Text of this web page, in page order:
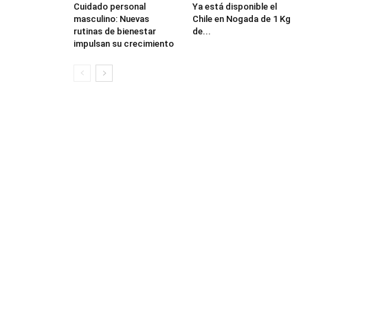
Cuidado personal
masculino: Nuevas
rutinas de bienestar
impulsan su crecimiento
Ya está disponible el
Chile en Nogada de 1 Kg
de...